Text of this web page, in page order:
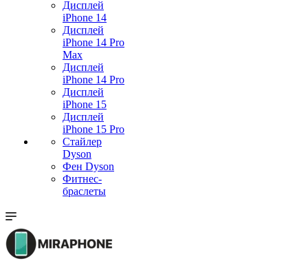
Дисплей
iPhone 14
Дисплей
iPhone 14 Pro
Max
Дисплей
iPhone 14 Pro
Дисплей
iPhone 15
Дисплей
iPhone 15 Pro
Стайлер
Dyson
Фен Dyson
Фитнес-
браслеты